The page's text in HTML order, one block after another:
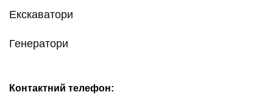
Екскаватори
Генератори
Контактний телефон: